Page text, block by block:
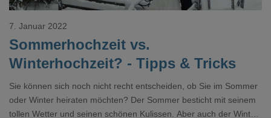
Sommerhochzeit vs.
Winterhochzeit? - Tipps & Tricks
7. Januar 2022
Sie können sich noch nicht recht entscheiden, ob Sie im Sommer
oder Winter heiraten möchten? Der Sommer besticht mit seinem
tollen Wetter und seinen schönen Kulissen. Aber auch der Winter